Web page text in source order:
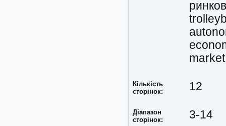
Кількість
сторінок:
12
Діапазон
сторінок:
3-14